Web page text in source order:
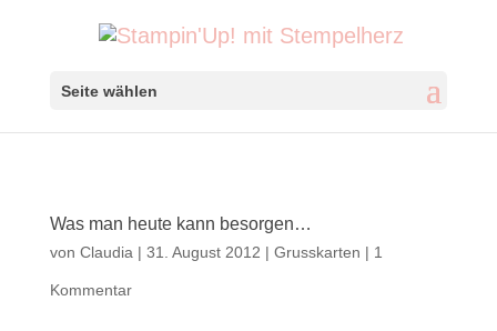
Seite wählen
Was man heute kann besorgen…
von Claudia | 31. August 2012 | Grusskarten | 1
Kommentar